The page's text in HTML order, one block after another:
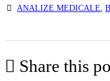
ANALIZE MEDICALE ,
Share this